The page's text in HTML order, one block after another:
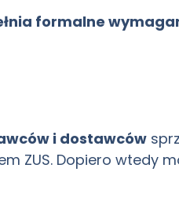
formalne
i dostawców
ZUS. Dopiero wtedy